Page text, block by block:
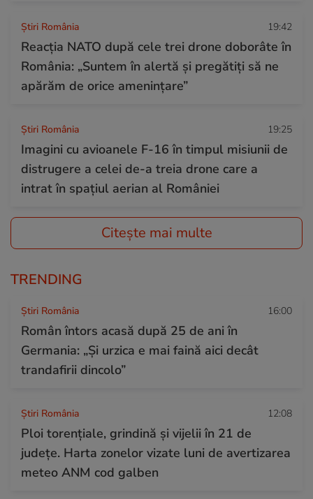
Știri România 19:42
Reacția NATO după cele trei drone doborâte în
România: „Suntem în alertă și pregătiți să ne
apărăm de orice amenințare”
Știri România 19:25
Imagini cu avioanele F-16 în timpul misiunii de
distrugere a celei de-a treia drone care a
intrat în spațiul aerian al României
Citește mai multe
TRENDING
Știri România 16:00
Român întors acasă după 25 de ani în
Germania: „Și urzica e mai faină aici decât
trandafirii dincolo”
Știri România 12:08
Ploi torențiale, grindină și vijelii în 21 de
județe. Harta zonelor vizate luni de avertizarea
meteo ANM cod galben